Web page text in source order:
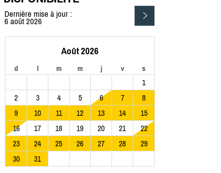
Dernière mise à jour :
6 août 2026
Août 2026
d l m m j v s
1
2
3 4 5 6 7
8
9
10 11 12 13 14
15
16
17 18 19 20 21
22
23
24 25 26 27 28
29
30
31